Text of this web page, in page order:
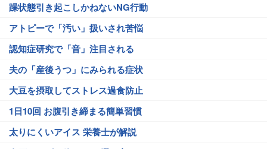
躁状態引き起こしかねないNG行動
アトピーで「汚い」扱いされ苦悩
認知症研究で「音」注目される
夫の「産後うつ」にみられる症状
大豆を摂取してストレス過食防止
1日10回 お腹引き締まる簡単習慣
太りにくいアイス 栄養士が解説